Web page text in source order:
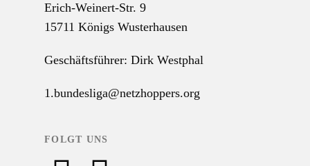
Erich-Weinert-Str. 9
15711 Königs Wusterhausen
Geschäftsführer: Dirk Westphal
1.bundesliga@netzhoppers.org
FOLGT UNS